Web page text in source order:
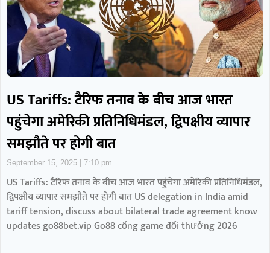
US Tariffs: टैरिफ तनाव के बीच आज भारत
पहुंचेगा अमेरिकी प्रतिनिधिमंडल, द्विपक्षीय व्यापार
समझौते पर होगी बात
September 15, 2025 7:10 pm
US Tariffs: टैरिफ तनाव के बीच आज भारत पहुंचेगा अमेरिकी प्रतिनिधिमंडल,
द्विपक्षीय व्यापार समझौते पर होगी बात US delegation in India amid
tariff tension, discuss about bilateral trade agreement know
updates go88bet.vip Go88 cổng game đổi thưởng 2026